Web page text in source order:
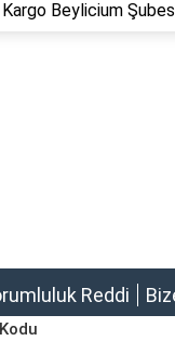
Beylicium
Reddi